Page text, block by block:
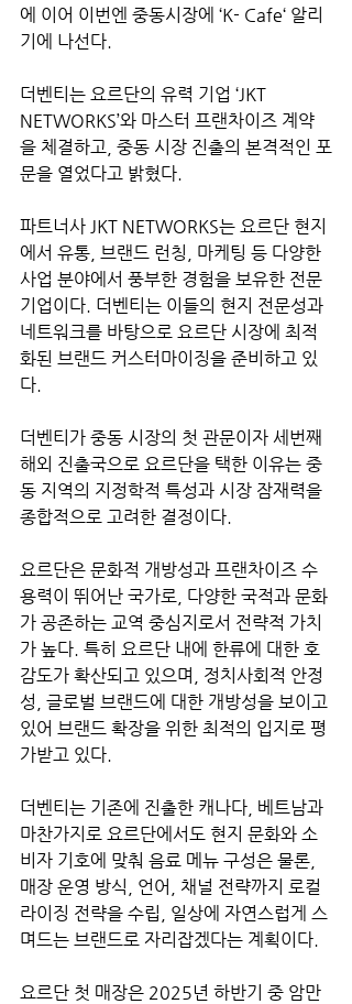
에 이어 이번엔 중동시장에 ‘K- Cafe‘ 알리
기에 나선다.
더벤티는 요르단의 유력 기업 ‘JKT
NETWORKS’와 마스터 프랜차이즈 계약
을 체결하고, 중동 시장 진출의 본격적인 포
문을 열었다고 밝혔다.
파트너사 JKT NETWORKS는 요르단 현지
에서 유통, 브랜드 런칭, 마케팅 등 다양한
사업 분야에서 풍부한 경험을 보유한 전문
기업이다. 더벤티는 이들의 현지 전문성과
네트워크를 바탕으로 요르단 시장에 최적
화된 브랜드 커스터마이징을 준비하고 있
다.
더벤티가 중동 시장의 첫 관문이자 세번째
해외 진출국으로 요르단을 택한 이유는 중
동 지역의 지정학적 특성과 시장 잠재력을
종합적으로 고려한 결정이다.
요르단은 문화적 개방성과 프랜차이즈 수
용력이 뛰어난 국가로, 다양한 국적과 문화
가 공존하는 교역 중심지로서 전략적 가치
가 높다. 특히 요르단 내에 한류에 대한 호
감도가 확산되고 있으며, 정치사회적 안정
성, 글로벌 브랜드에 대한 개방성을 보이고
있어 브랜드 확장을 위한 최적의 입지로 평
가받고 있다.
더벤티는 기존에 진출한 캐나다, 베트남과
마찬가지로 요르단에서도 현지 문화와 소
비자 기호에 맞춰 음료 메뉴 구성은 물론,
매장 운영 방식, 언어, 채널 전략까지 로컬
라이징 전략을 수립, 일상에 자연스럽게 스
며드는 브랜드로 자리잡겠다는 계획이다.
요르단 첫 매장은 2025년 하반기 중 암만